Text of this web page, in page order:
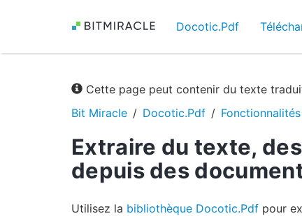
Docotic.Pdf
Cette page peut contenir du texte
Bit Miracle
Docotic.Pdf Fonctionnalités
Extraire du texte,
depuis des
Utilisez la bibliothèque Docotic.Pdf pour